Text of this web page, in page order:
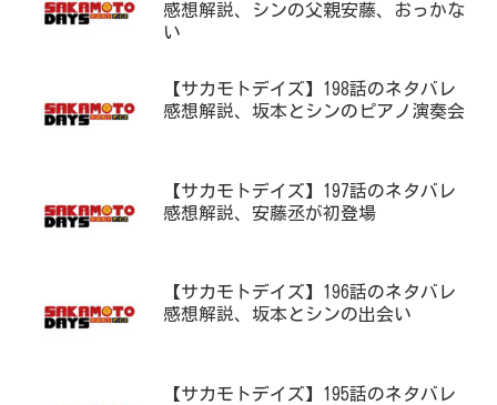
感想解説、シンの父親安藤、おっかな
い
【サカモトデイズ】198話のネタバレ
感想解説、坂本とシンのピアノ演奏会
【サカモトデイズ】197話のネタバレ
感想解説、安藤丞が初登場
【サカモトデイズ】196話のネタバレ
感想解説、坂本とシンの出会い
【サカモトデイズ】195話のネタバレ